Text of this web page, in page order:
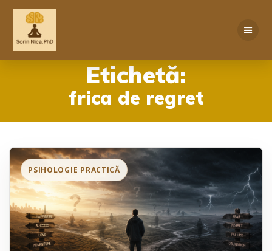
Etichetă:
frica de regret